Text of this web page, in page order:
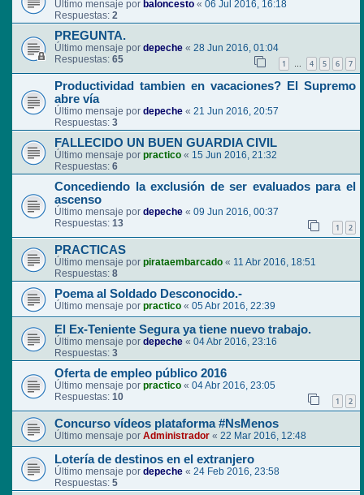
Último mensaje por baloncesto « 06 Jul 2016, 16:18
Respuestas: 2
PREGUNTA.
Último mensaje por depeche « 28 Jun 2016, 01:04
Respuestas: 65 1 … 4 5 6 7
Productividad tambien en vacaciones? El Supremo
abre vía
Último mensaje por depeche « 21 Jun 2016, 20:57
Respuestas: 3
FALLECIDO UN BUEN GUARDIA CIVIL
Último mensaje por practico « 15 Jun 2016, 21:32
Respuestas: 6
Concediendo la exclusión de ser evaluados para el
ascenso
Último mensaje por depeche « 09 Jun 2016, 00:37
Respuestas: 13 1 2
PRACTICAS
Último mensaje por pirataembarcado « 11 Abr 2016, 18:51
Respuestas: 8
Poema al Soldado Desconocido.-
Último mensaje por practico « 05 Abr 2016, 22:39
El Ex-Teniente Segura ya tiene nuevo trabajo.
Último mensaje por depeche « 04 Abr 2016, 23:16
Respuestas: 3
Oferta de empleo público 2016
Último mensaje por practico « 04 Abr 2016, 23:05
Respuestas: 10 1 2
Concurso vídeos plataforma #NsMenos
Último mensaje por Administrador « 22 Mar 2016, 12:48
Lotería de destinos en el extranjero
Último mensaje por depeche « 24 Feb 2016, 23:58
Respuestas: 5